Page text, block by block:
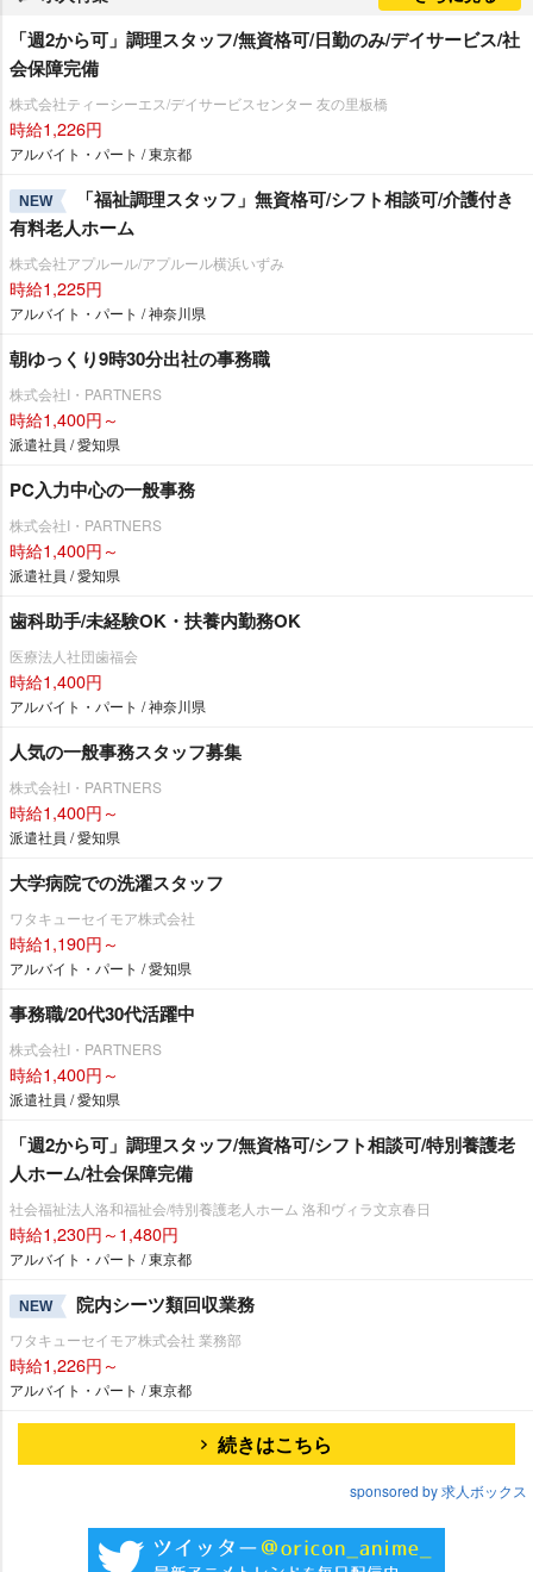
「週2から可」調理スタッフ/無資格可/日勤のみ/デイサービス/社
会保障完備
株式会社ティーシーエス/デイサービスセンター 友の里板橋
時給1,226円
アルバイト・パート / 東京都
NEW
「福祉調理スタッフ」無資格可/シフト相談可/介護付き
有料老人ホーム
株式会社アプルール/アプルール横浜いずみ
時給1,225円
アルバイト・パート / 神奈川県
朝ゆっくり9時30分出社の事務職
株式会社I・PARTNERS
時給1,400円～
派遣社員 / 愛知県
PC入力中心の一般事務
株式会社I・PARTNERS
時給1,400円～
派遣社員 / 愛知県
歯科助手/未経験OK・扶養内勤務OK
医療法人社団歯福会
時給1,400円
アルバイト・パート / 神奈川県
人気の一般事務スタッフ募集
株式会社I・PARTNERS
時給1,400円～
派遣社員 / 愛知県
大学病院での洗濯スタッフ
ワタキューセイモア株式会社
時給1,190円～
アルバイト・パート / 愛知県
事務職/20代30代活躍中
株式会社I・PARTNERS
時給1,400円～
派遣社員 / 愛知県
「週2から可」調理スタッフ/無資格可/シフト相談可/特別養護老
人ホーム/社会保障完備
社会福祉法人洛和福祉会/特別養護老人ホーム 洛和ヴィラ文京春日
時給1,230円～1,480円
アルバイト・パート / 東京都
NEW 院内シーツ類回収業務
ワタキューセイモア株式会社 業務部
時給1,226円～
アルバイト・パート / 東京都
続きはこちら
sponsored by 求人ボックス